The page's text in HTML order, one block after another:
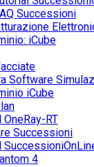
Successioni
iCube
Software
iCube
OneRay-RT
Successioni
4